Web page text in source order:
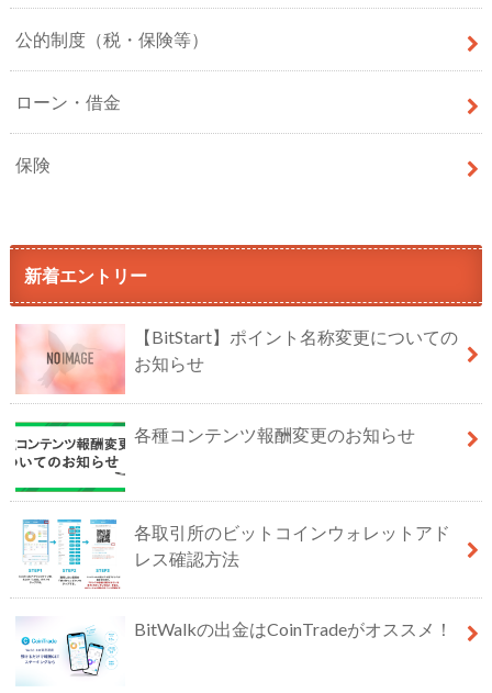
公的制度（税・保険等）
ローン・借金
保険
新着エントリー
【BitStart】ポイント名称変更についての
お知らせ
各種コンテンツ報酬変更のお知らせ
各取引所のビットコインウォレットアド
レス確認方法
BitWalkの出金はCoinTradeがオススメ！